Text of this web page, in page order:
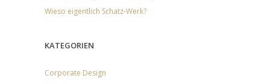
Wieso eigentlich Schatz-Werk?
KATEGORIEN
Corporate Design